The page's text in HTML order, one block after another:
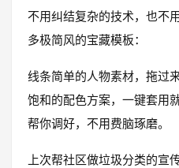
不用纠结复杂的技术，也不
多极简风的宝藏模板：
线条简单的人物素材，拖过
饱和的配色方案，一键套用
帮你调好，不用费脑琢磨。
上次帮社区做垃圾分类的宣